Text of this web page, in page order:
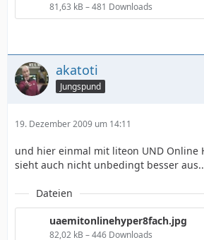
81,63 kB – 481 Downloads
akatoti
Jungspund
19. Dezember 2009 um 14:11
und hier einmal mit liteon UND Online
sieht auch nicht unbedingt besser aus..
Dateien
uaemitonlinehyper8fach.jpg
82,02 kB – 446 Downloads